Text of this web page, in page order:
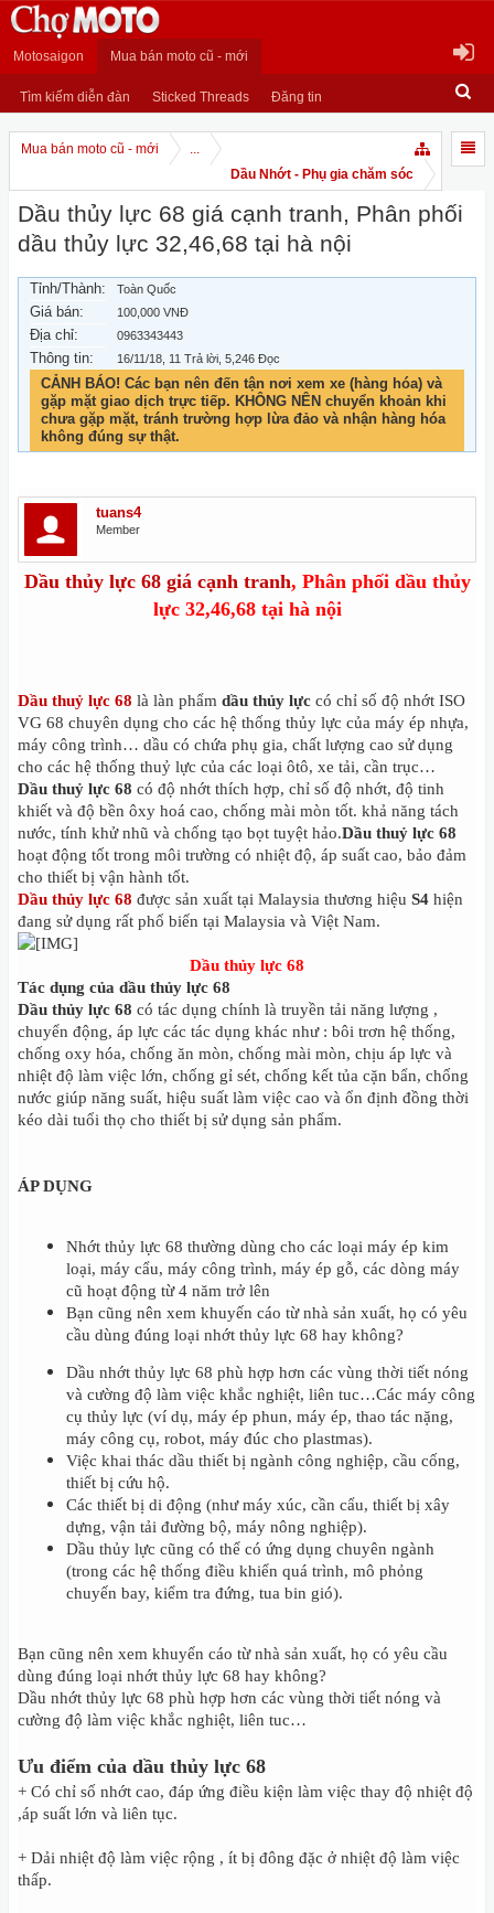
Motosaigon Mua bán moto cũ - mới
Tìm kiếm diễn đàn Sticked Threads Đăng tin
Mua bán moto cũ - mới
...
Dầu Nhớt - Phụ gia chăm sóc
Dầu thủy lực 68 giá cạnh tranh, Phân phối
dầu thủy lực 32,46,68 tại hà nội
Tỉnh/Thành: Toàn Quốc
Giá bán: 100,000 VNĐ
Địa chỉ: 0963343443
Thông tin: 16/11/18 , 11 Trả lời, 5,246 Đọc
CẢNH BÁO! Các bạn nên đến tận nơi xem xe (hàng hóa) và
gặp mặt giao dịch trực tiếp. KHÔNG NÊN chuyển khoản khi
chưa gặp mặt, tránh trường hợp lừa đảo và nhận hàng hóa
không đúng sự thật.
tuans4
Member
Dầu thủy lực 68 giá cạnh tranh, Phân phối dầu thủy
lực 32,46,68 tại hà nội
Dầu thuỷ lực 68 là làn phẩm dầu thủy lực có chỉ số độ nhớt ISO
VG 68 chuyên dụng cho các hệ thống thủy lực của máy ép nhựa,
máy công trình… dầu có chứa phụ gia, chất lượng cao sử dụng
cho các hệ thống thuỷ lực của các loại ôtô, xe tải, cần trục…
Dầu thuỷ lực 68 có độ nhớt thích hợp, chỉ số độ nhớt, độ tinh
khiết và độ bền ôxy hoá cao, chống mài mòn tốt. khả năng tách
nước, tính khử nhũ và chống tạo bọt tuyệt hảo.Dầu thuỷ lực 68
hoạt động tốt trong môi trường có nhiệt độ, áp suất cao, bảo đảm
cho thiết bị vận hành tốt.
Dầu thủy lực 68 được sản xuất tại Malaysia thương hiệu S4 hiện
đang sử dụng rất phổ biến tại Malaysia và Việt Nam.
Dầu thủy lực 68
Tác dụng của dầu thủy lực 68
Dầu thủy lực 68 có tác dụng chính là truyền tải năng lượng ,
chuyển động, áp lực các tác dụng khác như : bôi trơn hệ thống,
chống oxy hóa, chống ăn mòn, chống mài mòn, chịu áp lực và
nhiệt độ làm việc lớn, chống gỉ sét, chống kết tủa cặn bẩn, chống
nước giúp năng suất, hiệu suất làm việc cao và ổn định đồng thời
kéo dài tuổi thọ cho thiết bị sử dụng sản phẩm.
ÁP DỤNG
Nhớt thủy lực 68 thường dùng cho các loại máy ép kim
loại, máy cẩu, máy công trình, máy ép gỗ, các dòng máy
cũ hoạt động từ 4 năm trở lên
Bạn cũng nên xem khuyến cáo từ nhà sản xuất, họ có yêu
cầu dùng đúng loại nhớt thủy lực 68 hay không?
Dầu nhớt thủy lực 68 phù hợp hơn các vùng thời tiết nóng
và cường độ làm việc khắc nghiệt, liên tuc…Các máy công
cụ thủy lực (ví dụ, máy ép phun, máy ép, thao tác nặng,
máy công cụ, robot, máy đúc cho plastmas).
Việc khai thác dầu thiết bị ngành công nghiệp, cầu cống,
thiết bị cứu hộ.
Các thiết bị di động (như máy xúc, cần cẩu, thiết bị xây
dựng, vận tải đường bộ, máy nông nghiệp).
Dầu thủy lực cũng có thể có ứng dụng chuyên ngành
(trong các hệ thống điều khiển quá trình, mô phỏng
chuyến bay, kiểm tra đứng, tua bin gió).
Bạn cũng nên xem khuyến cáo từ nhà sản xuất, họ có yêu cầu
dùng đúng loại nhớt thủy lực 68 hay không?
Dầu nhớt thủy lực 68 phù hợp hơn các vùng thời tiết nóng và
cường độ làm việc khắc nghiệt, liên tuc…
Ưu điểm của dầu thủy lực 68
+ Có chỉ số nhớt cao, đáp ứng điều kiện làm việc thay độ nhiệt độ
,áp suất lớn và liên tục.
+ Dải nhiệt độ làm việc rộng , ít bị đông đặc ở nhiệt độ làm việc
thấp.